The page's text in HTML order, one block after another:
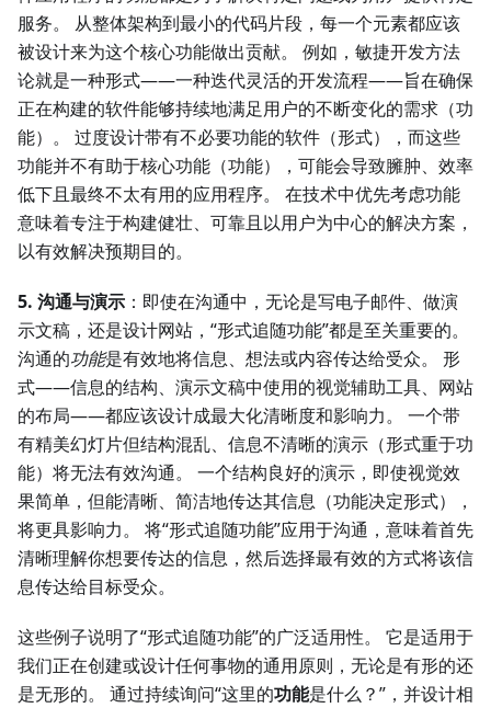
服务。 从整体架构到最小的代码片段，每一个元素都应该
被设计来为这个核心功能做出贡献。 例如，敏捷开发方法
论就是一种形式——一种迭代灵活的开发流程——旨在确保
正在构建的软件能够持续地满足用户的不断变化的需求（功
能）。 过度设计带有不必要功能的软件（形式），而这些
功能并不有助于核心功能（功能），可能会导致臃肿、效率
低下且最终不太有用的应用程序。 在技术中优先考虑功能
意味着专注于构建健壮、可靠且以用户为中心的解决方案，
以有效解决预期目的。
5. 沟通与演示 ：即使在沟通中，无论是写电子邮件、做演
示文稿，还是设计网站，“形式追随功能”都是至关重要的。
沟通的功能是有效地将信息、想法或内容传达给受众。 形
式——信息的结构、演示文稿中使用的视觉辅助工具、网站
的布局——都应该设计成最大化清晰度和影响力。 一个带
有精美幻灯片但结构混乱、信息不清晰的演示（形式重于功
能）将无法有效沟通。 一个结构良好的演示，即使视觉效
果简单，但能清晰、简洁地传达其信息（功能决定形式），
将更具影响力。 将“形式追随功能”应用于沟通，意味着首先
清晰理解你想要传达的信息，然后选择最有效的方式将该信
息传达给目标受众。
这些例子说明了“形式追随功能”的广泛适用性。 它是适用于
我们正在创建或设计任何事物的通用原则，无论是有形的还
是无形的。 通过持续询问“这里的功能是什么？”，并设计相